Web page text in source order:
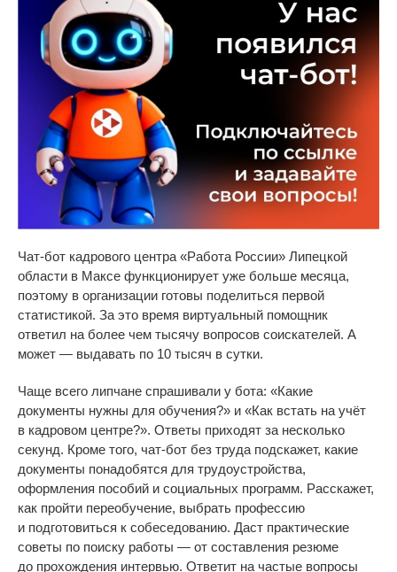
Чат-бот кадрового центра «Работа России» Липецкой
области в Максе функционирует уже больше месяца,
поэтому в организации готовы поделиться первой
статистикой. За это время виртуальный помощник
ответил на более чем тысячу вопросов соискателей. А
может — выдавать по 10 тысяч в сутки.
Чаще всего липчане спрашивали у бота: «Какие
документы нужны для обучения?» и «Как встать на учёт
в кадровом центре?». Ответы приходят за несколько
секунд. Кроме того, чат-бот без труда подскажет, какие
документы понадобятся для трудоустройства,
оформления пособий и социальных программ. Расскажет,
как пройти переобучение, выбрать профессию
и подготовиться к собеседованию. Даст практические
советы по поиску работы — от составления резюме
до прохождения интервью. Ответит на частые вопросы